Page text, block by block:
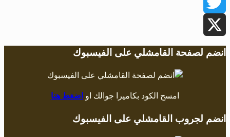
Facebook
Twitter
X
انضم لصفحة القامشلي على الفيسبوك
امسح الكود بكاميرا جوالك او اضغط هنا
انضم لجروب القامشلي على الفيسبوك